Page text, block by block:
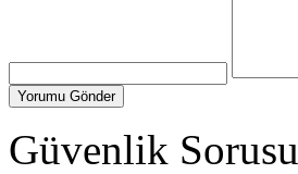
Güvenlik Sorusu